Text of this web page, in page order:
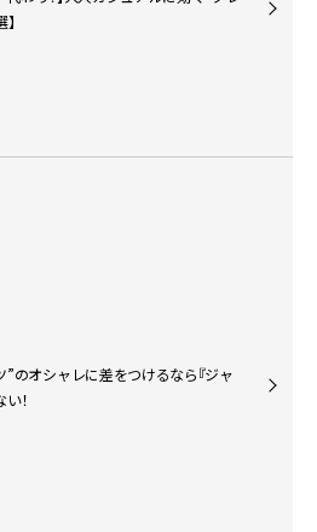
のオシャレに差をつけるなら『ジャ
！